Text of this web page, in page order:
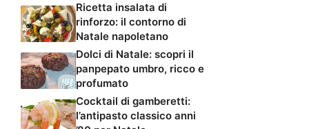
Ricetta insalata di
rinforzo: il contorno di
Natale napoletano
Dolci di Natale: scopri il
panpepato umbro, ricco e
profumato
Cocktail di gamberetti:
l’antipasto classico anni